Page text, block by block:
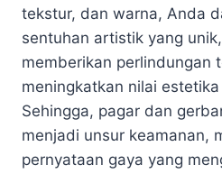
tekstur, dan warna, Anda
sentuhan artistik yang
memberikan perlindungan
meningkatkan nilai
Sehingga, pagar dan
menjadi unsur keamanan,
pernyataan gaya yang